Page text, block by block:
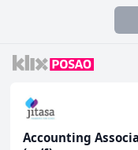
Accounting